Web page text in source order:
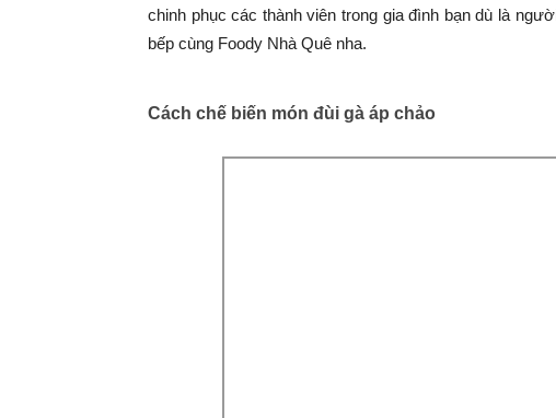
chinh phục các thành viên trong gia đình bạn dù là
bếp cùng Foody Nhà Quê nha.
Cách chế biến món đùi gà áp chảo